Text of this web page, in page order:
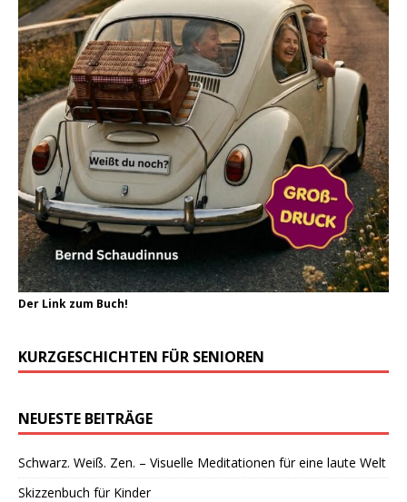
Der Link zum Buch!
KURZGESCHICHTEN FÜR SENIOREN
NEUESTE BEITRÄGE
Schwarz. Weiß. Zen. – Visuelle Meditationen für eine laute Welt
Skizzenbuch für Kinder